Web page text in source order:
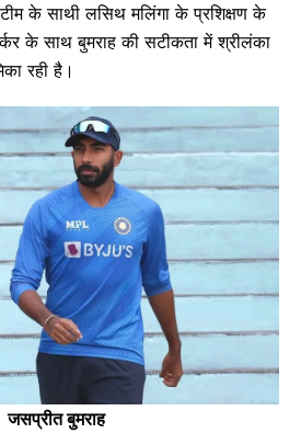
के साथी लसिथ मलिंगा के प्रशिक्षण के
के साथ बुमराह की सटीकता में श्रीलंका
रही है।
जसप्रीत बुमराह